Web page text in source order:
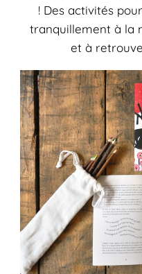
! Des activités
tranquillement à la
et à